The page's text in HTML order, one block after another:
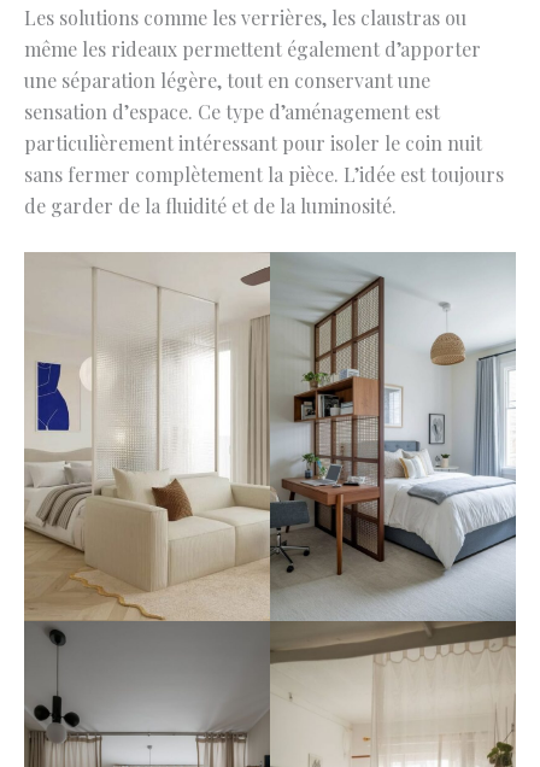
Les solutions comme les verrières, les claustras ou
même les rideaux permettent également d’apporter
une séparation légère, tout en conservant une
sensation d’espace. Ce type d’aménagement est
particulièrement intéressant pour isoler le coin nuit
sans fermer complètement la pièce. L’idée est toujours
de garder de la fluidité et de la luminosité.